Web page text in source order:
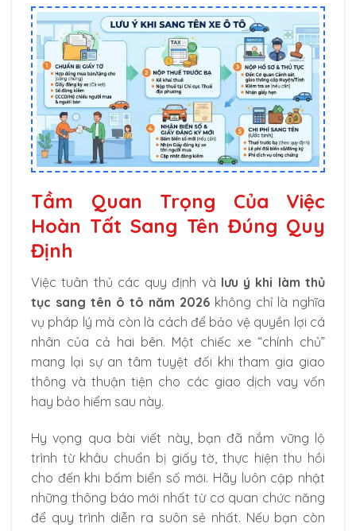
Tầm Quan Trọng Của Việc
Hoàn Tất Sang Tên Đúng Quy
Định
Việc tuân thủ các quy định và lưu ý khi làm thủ
tục sang tên ô tô năm 2026 không chỉ là nghĩa
vụ pháp lý mà còn là cách để bảo vệ quyền lợi cá
nhân của cả hai bên. Một chiếc xe “chính chủ”
mang lại sự an tâm tuyệt đối khi tham gia giao
thông và thuận tiện cho các giao dịch vay vốn
hay bảo hiểm sau này.
Hy vọng qua bài viết này, bạn đã nắm vững lộ
trình từ khâu chuẩn bị giấy tờ, thực hiện thu hồi
cho đến khi bấm biển số mới. Hãy luôn cập nhật
những thông báo mới nhất từ cơ quan chức năng
để quy trình diễn ra suôn sẻ nhất. Nếu bạn còn